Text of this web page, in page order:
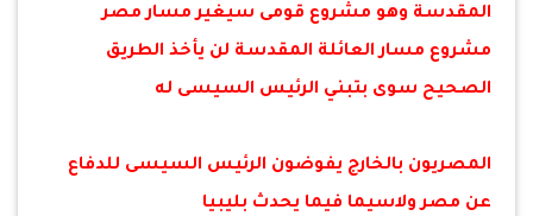
المقدسة وهو مشروع قومى سيغير مسار مصر
مشروع مسار العائلة المقدسة لن يأخذ الطريق
الصحيح سوى بتبني الرئيس السيسى له
المصريون بالخارج يفوضون الرئيس السيسى للدفاع
عن مصر ولاسيما فيما يحدث بليبيا